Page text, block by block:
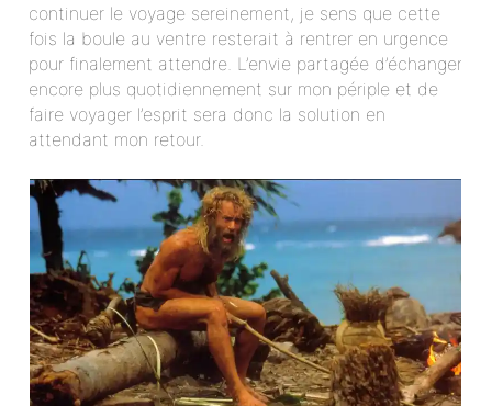
continuer le voyage sereinement, je sens que cette
fois la boule au ventre resterait à rentrer en urgence
pour finalement attendre. L’envie partagée d’échanger
encore plus quotidiennement sur mon périple et de
faire voyager l’esprit sera donc la solution en
attendant mon retour.